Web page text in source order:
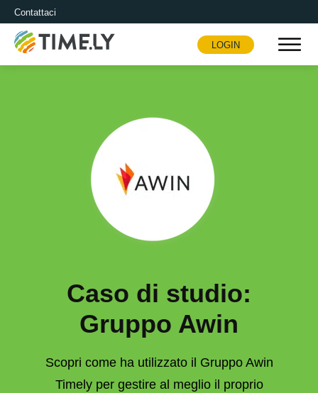
Contattaci
Timely
LOGIN
Caso di studio:
Gruppo Awin
Scopri come ha utilizzato il Gruppo Awin
Timely per gestire al meglio il proprio